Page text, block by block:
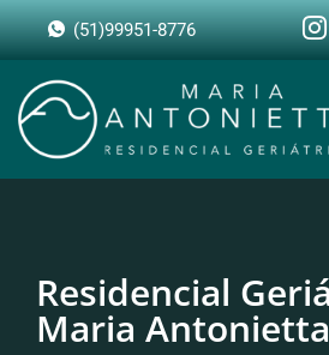
(51)99951-8776
Residencial
Maria Antonietta​